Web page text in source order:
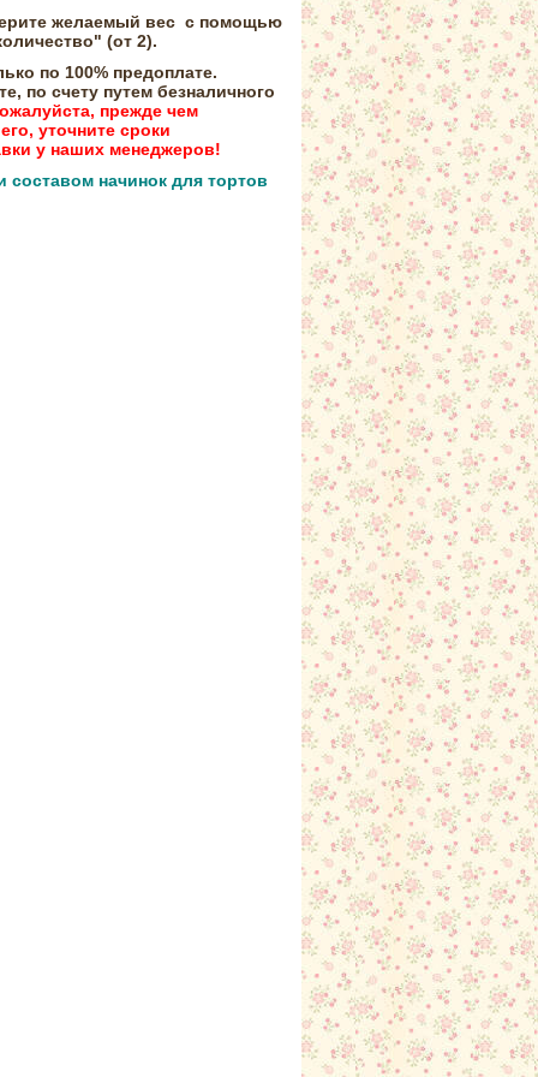
желаемый вес с помощью
(от 2).
по 100% предоплате.
по счету путем безналичного
прежде чем
уточните сроки
у наших менеджеров!
составом начинок для тортов